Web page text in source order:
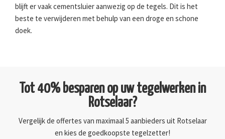
blijft er vaak cementsluier aanwezig op de tegels. Dit is het
beste te verwijderen met behulp van een droge en schone
doek.
Tot 40% besparen op uw tegelwerken in
Rotselaar?
Vergelijk de offertes van maximaal 5 aanbieders uit Rotselaar
en kies de goedkoopste tegelzetter!